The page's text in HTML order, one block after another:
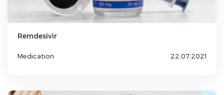
Remdesivir
Medication 22.07.2021